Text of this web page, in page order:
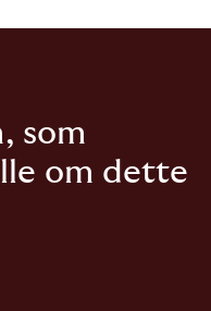
som
om dette